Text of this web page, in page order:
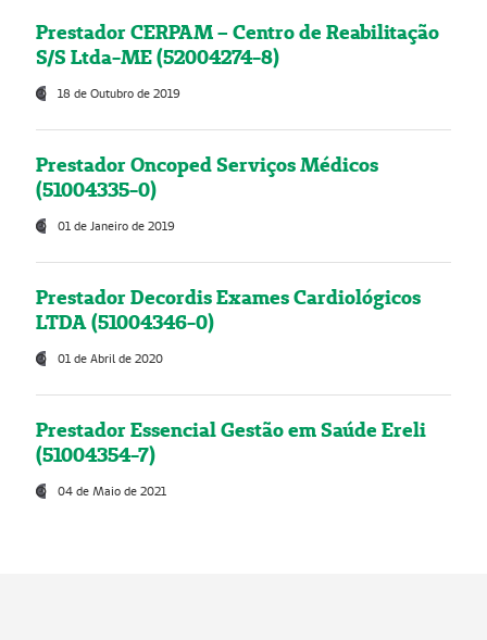
Prestador CERPAM – Centro de Reabilitação
S/S Ltda-ME (52004274-8)
18 de Outubro de 2019
Prestador Oncoped Serviços Médicos
(51004335-0)
01 de Janeiro de 2019
Prestador Decordis Exames Cardiológicos
LTDA (51004346-0)
01 de Abril de 2020
Prestador Essencial Gestão em Saúde Ereli
(51004354-7)
04 de Maio de 2021